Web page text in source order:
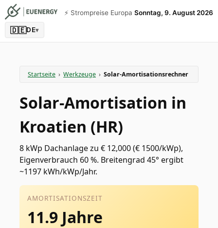
⚡️ Strompreise Europa Sonntag, 9. August 2026
🇩🇪DE▾
Startseite › Werkzeuge › Solar-Amortisationsrechner
Solar-Amortisation in
Kroatien (HR)
8 kWp Dachanlage zu € 12,000 (€ 1500/kWp),
Eigenverbrauch 60 %. Breitengrad 45° ergibt
~1197 kWh/kWp/Jahr.
AMORTISATIONSZEIT
11.9 Jahre